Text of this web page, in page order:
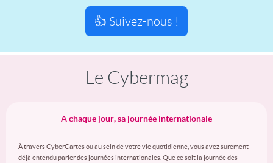
👍 Suivez-nous !
Le Cybermag
A chaque jour, sa journée internationale
À travers CyberCartes ou au sein de votre vie quotidienne, vous avez surement
déjà entendu parler des journées internationales. Que ce soit la journée des